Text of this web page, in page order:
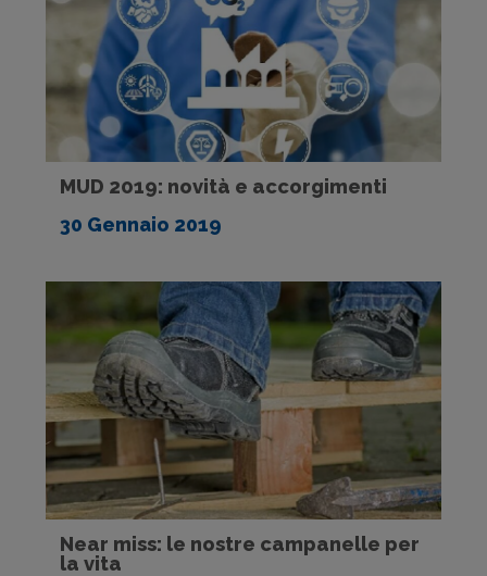
MUD 2019: novità e accorgimenti
30 Gennaio 2019
Near miss: le nostre campanelle per
la vita